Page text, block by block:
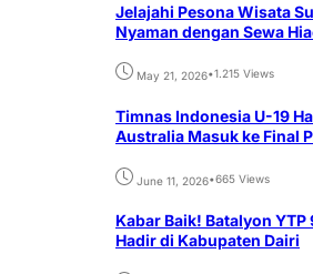
Jelajahi Pesona Wisata
Nyaman dengan Sewa
May 21, 2026•1.215 Views
Timnas Indonesia U-19
Australia Masuk ke Final
June 11, 2026•665 Views
Kabar Baik! Batalyon
Hadir di Kabupaten Dairi